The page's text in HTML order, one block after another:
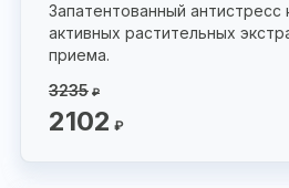
Запатентованный антистресс
активных растительных
приема.
3235 ₽
2102 ₽